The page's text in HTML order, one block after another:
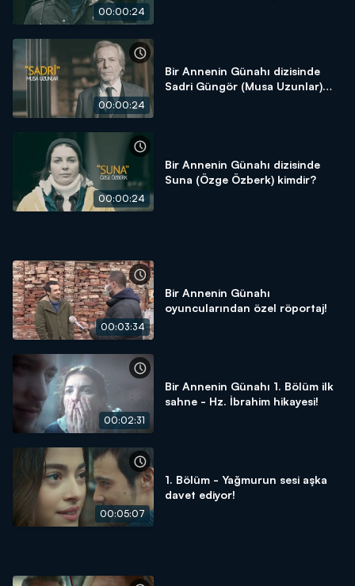
00:00:24
00:00:24
Bir Annenin Günahı dizisinde
Sadri Güngör (Musa Uzunlar)
00:00:24
Bir Annenin Günahı dizisinde
Suna (Özge Özberk) kimdir?
00:03:34
Bir Annenin Günahı
oyuncularından özel röportaj!
00:02:31
Bir Annenin Günahı 1. Bölüm ilk
sahne - Hz. İbrahim hikayesi!
00:05:07
1. Bölüm - Yağmurun sesi aşka
davet ediyor!